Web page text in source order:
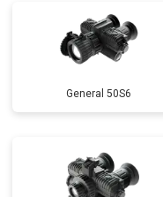
General 50S6